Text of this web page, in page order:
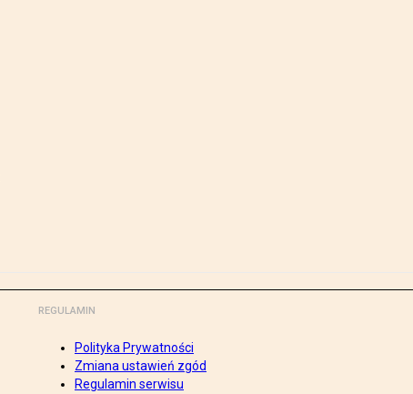
REGULAMIN
Polityka Prywatności
Zmiana ustawień zgód
Regulamin serwisu